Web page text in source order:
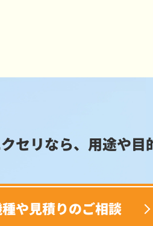
セリなら、用途や目
や見積りのご相談